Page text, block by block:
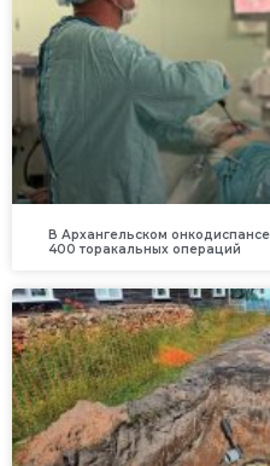
В Архангельском
400 торакальных операций